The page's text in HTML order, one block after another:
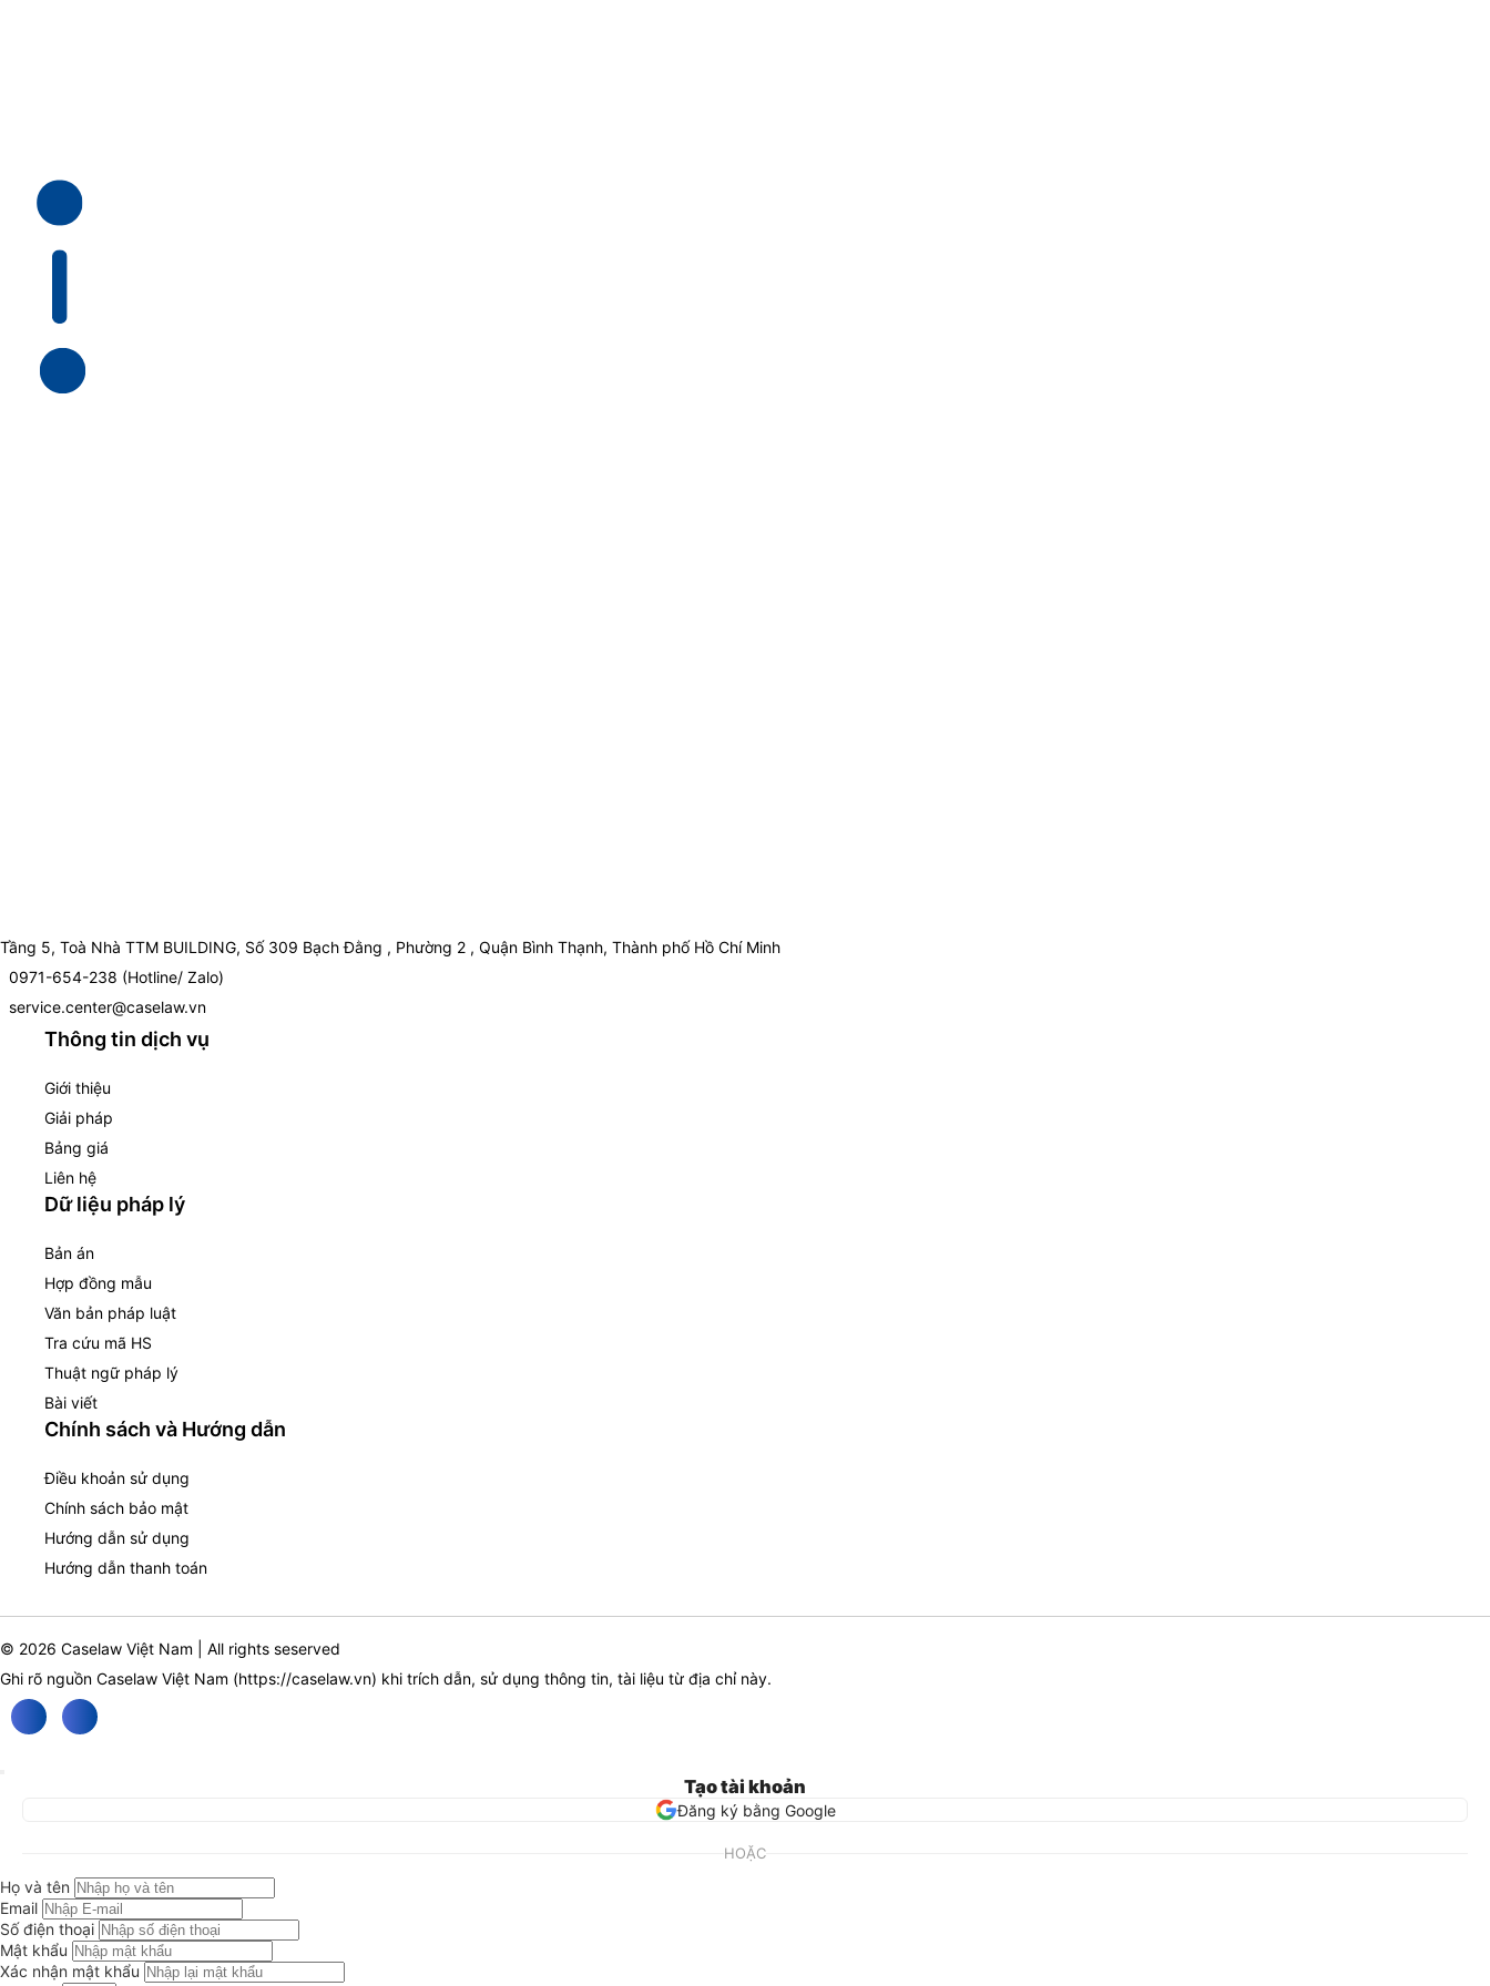
Tầng 5, Toà Nhà TTM BUILDING, Số 309 Bạch Đằng , Phường 2 , Quận Bình Thạnh, Thành phố Hồ Chí Minh
0971-654-238 (Hotline/ Zalo)
service.center@caselaw.vn
Thông tin dịch vụ
Giới thiệu
Giải pháp
Bảng giá
Liên hệ
Dữ liệu pháp lý
Bản án
Hợp đồng mẫu
Văn bản pháp luật
Tra cứu mã HS
Thuật ngữ pháp lý
Bài viết
Chính sách và Hướng dẫn
Điều khoản sử dụng
Chính sách bảo mật
Hướng dẫn sử dụng
Hướng dẫn thanh toán
© 2026 Caselaw Việt Nam | All rights seserved
Ghi rõ nguồn Caselaw Việt Nam (https://caselaw.vn) khi trích dẫn, sử dụng thông tin, tài liệu từ địa chỉ này.
Tạo tài khoản
Đăng ký bằng Google
HOẶC
Họ và tên
Email
Số điện thoại
Mật khẩu
Xác nhận mật khẩu